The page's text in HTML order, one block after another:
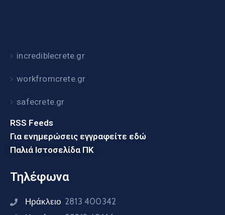
incrediblecrete.gr
workfromcrete.gr
safecrete.gr
RSS Feeds
Για ενημερώσεις εγγραφείτε εδώ
Παλιά Ιστοσελίδα ΠΚ
Τηλέφωνα
Ηράκλειο 2813 400342